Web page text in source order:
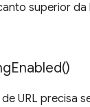
superior
Enabled()
URL precisa